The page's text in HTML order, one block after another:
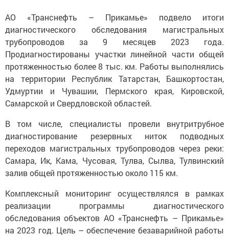
АО «Транснефть – Прикамье» подвело итоги
диагностического обследования магистральных
трубопроводов за 9 месяцев 2023 года.
Продиагностированы участки линейной части общей
протяженностью более 8 тыс. км. Работы выполнялись
на территории Республик Татарстан, Башкортостан,
Удмуртии и Чувашии, Пермского края, Кировской,
Самарской и Свердловской областей.
В том числе, специалисты провели внутритрубное
диагностирование резервных ниток подводных
переходов магистральных трубопроводов через реки:
Самара, Ик, Кама, Чусовая, Тулва, Сылва, Тулвинский
залив общей протяженностью около 115 км.
Комплексный мониторинг осуществлялся в рамках
реализации программы диагностического
обследования объектов АО «Транснефть – Прикамье»
на 2023 год. Цель – обеспечение безаварийной работы